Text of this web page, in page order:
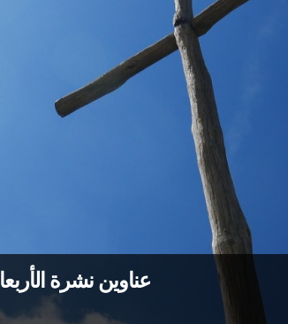
عناوين نشرة الأربعاء 22 تمّوز 2026: صليب